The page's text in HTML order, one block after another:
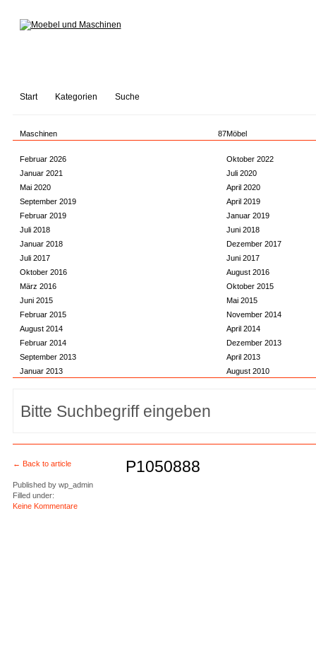
Start Kategorien Suche
Maschinen 87Möbel
Februar 2026
Oktober 2022
Januar 2021
Juli 2020
Mai 2020
April 2020
September 2019
April 2019
Februar 2019
Januar 2019
Juli 2018
Juni 2018
Januar 2018
Dezember 2017
Juli 2017
Juni 2017
Oktober 2016
August 2016
März 2016
Oktober 2015
Juni 2015
Mai 2015
Februar 2015
November 2014
August 2014
April 2014
Februar 2014
Dezember 2013
September 2013
April 2013
Januar 2013
August 2010
← Back to article
Published bywp_admin
Filled under:
Keine Kommentare
P1050888